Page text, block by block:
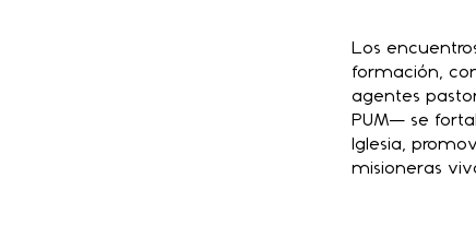
Los
formación,
agentes
PUM— se
Iglesia,
misioneras